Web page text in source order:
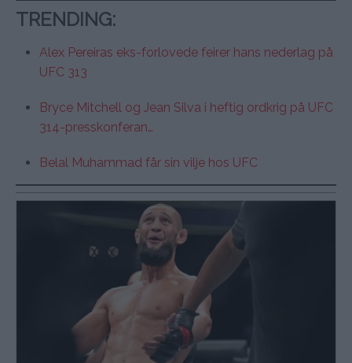
TRENDING:
Alex Pereiras eks-forlovede feirer hans nederlag på
UFC 313
Bryce Mitchell og Jean Silva i heftig ordkrig på UFC
314-presskonferan…
Belal Muhammad får sin vilje hos UFC